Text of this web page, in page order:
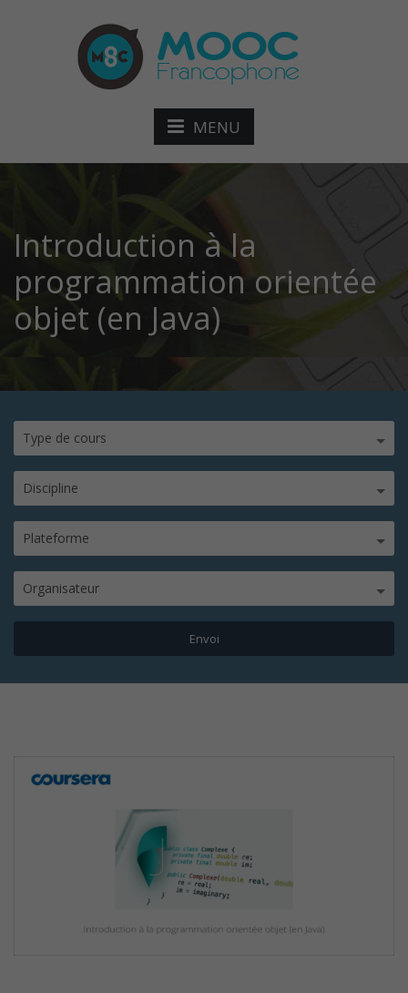
MENU
Introduction à la
programmation orientée
objet (en Java)
Type de cours
Discipline
Plateforme
Organisateur